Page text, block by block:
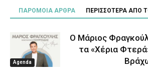
ΠΑΡΟΜΟΙΑ ΑΡΘΡΑ ΠΕΡΙΣΣΟΤΕΡΑ ΑΠΟ
Agenda
Ο Μάριος
τα «Χέρια